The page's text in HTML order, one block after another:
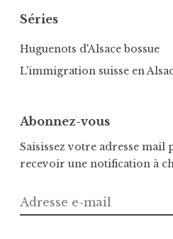
Séries
Huguenots d'Alsace bossue
L'immigration suisse en
Abonnez-vous
Saisissez votre adresse mail
recevoir une notification à
Adresse
e-